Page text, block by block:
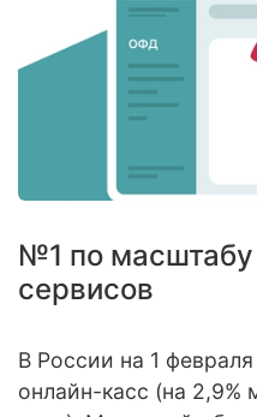
№1 по масштабу
сервисов
В России на 1
онлайн-касс (на